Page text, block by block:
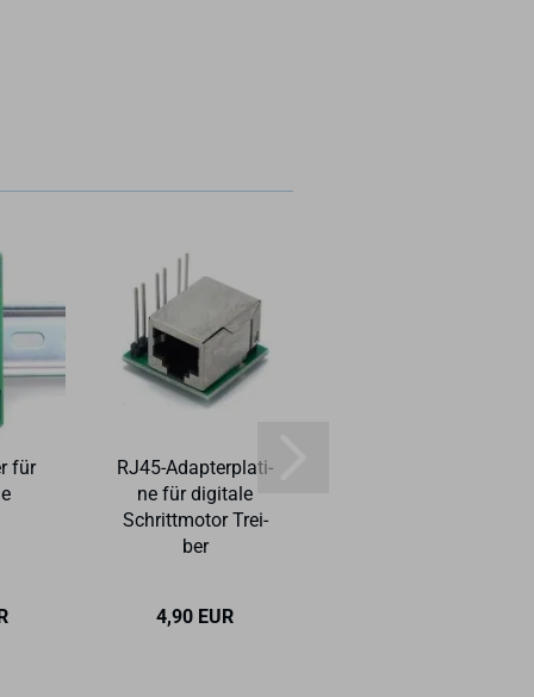
für
RJ45-​Ad­ap­ter­pla­ti­
ne für di­gi­ta­le
Schritt­mo­tor Trei­
ber
4,90 EUR